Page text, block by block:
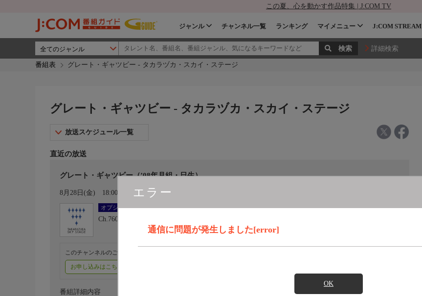
この夏、心を動かす作品特集 | J:COM TV
ジャンル チャンネル一覧 ランキング マイメニュー J:COM STREAM
詳細検索
番組表 グレート・ギャツビー - タカラヅカ・スカイ・ステージ
エラー
通信に問題が発生しました[error]
OK
グレート・ギャツビー - タカラヅカ・スカイ・ステージ
放送スケジュール一覧
直近の放送
グレート・ギャツビー（’08年月組・日生）
8月28日(金) 18:00〜20:30 カレンダー登録
オプション
Ch.760
このチャンネルのご視聴には、オプションチャンネル(有料)のご契約が必要となります。
お申し込みはこちら
番組詳細内容